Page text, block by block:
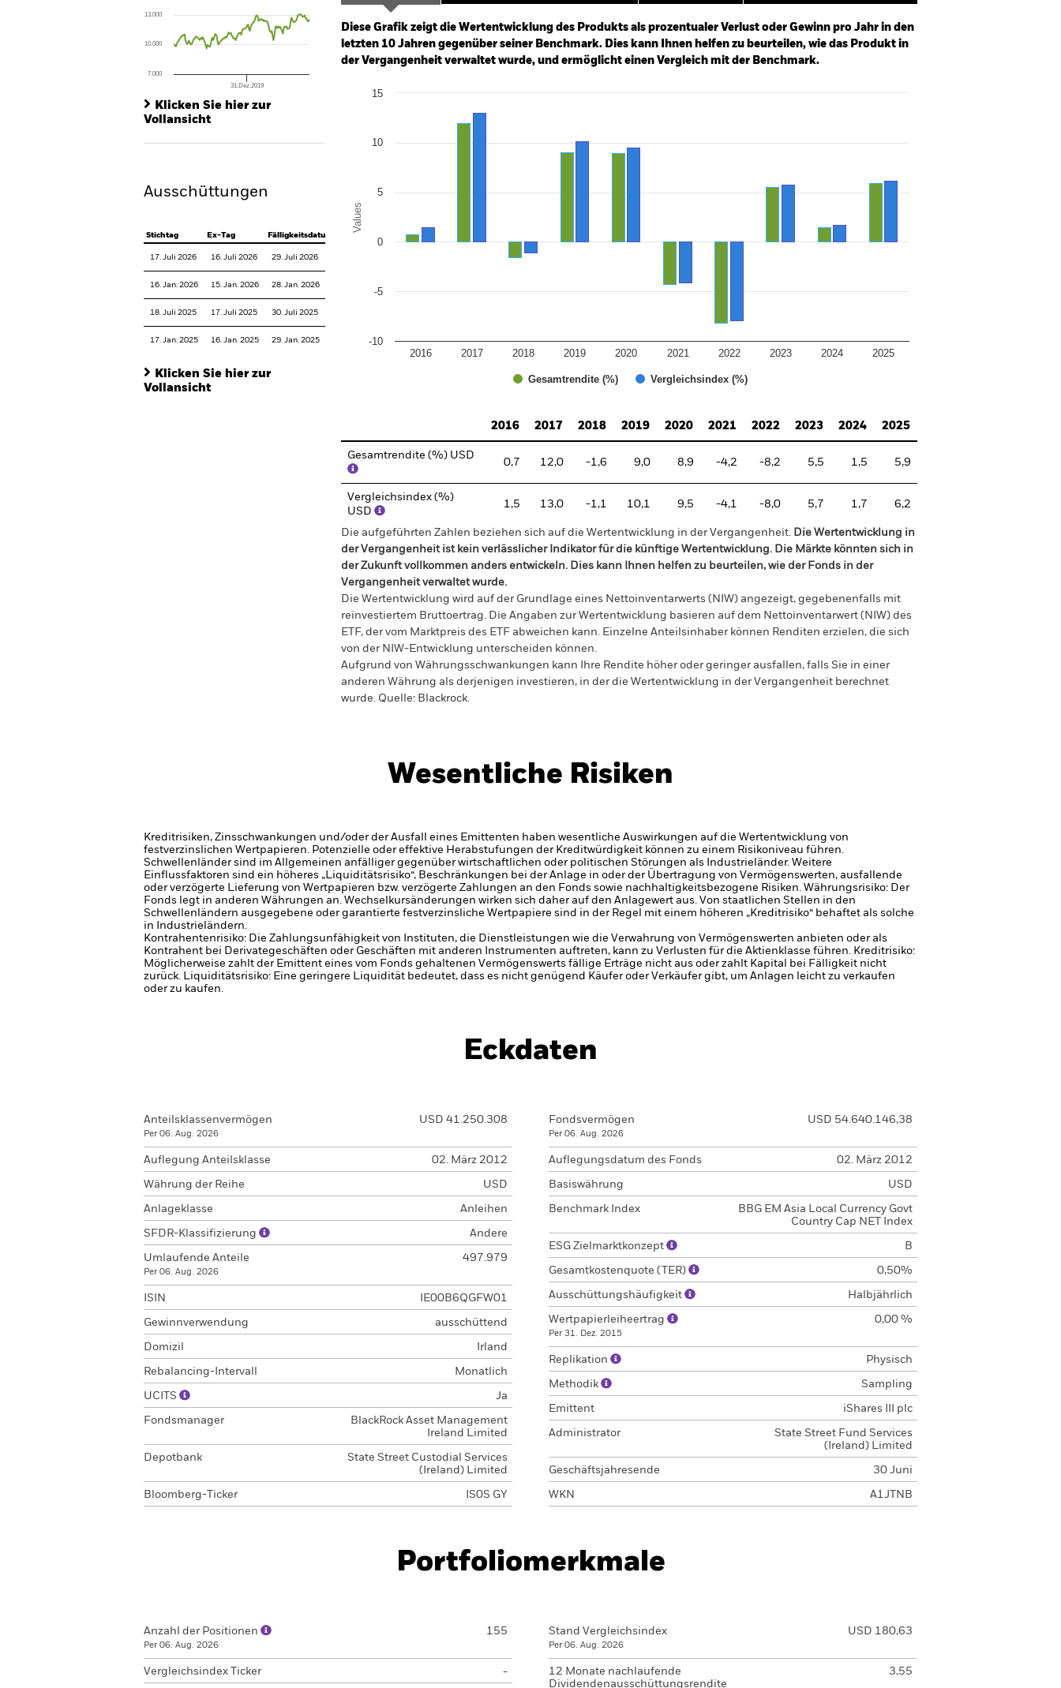
The chart has 1 X axis displaying Time. Range: 2012-03-01 00:00:00 to 2026-08-06 00:00:00.
The chart has 1 Y axis displaying values. Range: -30 to 60.
31.Dez.2019
7.000
10.000
13.000
Klicken Sie hier zur
Vollansicht
Ausschüttungen
Stichtag Ex-Tag Fälligkeitsdatum
17. Juli 2026 16. Juli 2026 29. Juli 2026
16. Jan. 2026 15. Jan. 2026 28. Jan. 2026
18. Juli 2025 17. Juli 2025 30. Juli 2025
17. Jan. 2025 16. Jan. 2025 29. Jan. 2025
Klicken Sie hier zur
Vollansicht
Diese Grafik zeigt die Wertentwicklung des Produkts als prozentualer Verlust oder Gewinn pro Jahr in den
letzten 10 Jahren gegenüber seiner Benchmark. Dies kann Ihnen helfen zu beurteilen, wie das Produkt in
der Vergangenheit verwaltet wurde, und ermöglicht einen Vergleich mit der Benchmark.
Bar chart with 2 data series.
The chart has 1 X axis displaying categories.
The chart has 1 Y axis displaying Values. Range: -10 to 15.
Values
Gesamtrendite (%) Vergleichsindex (%)
2016 2017 2018 2019 2020 2021 2022 2023 2024 2025
-10
-5
0
5
10
15
2016
2017 2018 2019 2020 2021 2022 2023 2024 2025
Gesamtrendite (%) USD
0,7 12,0 -1,6 9,0 8,9 -4,2 -8,2 5,5 1,5 5,9
Vergleichsindex (%)
USD
1,5 13,0 -1,1 10,1 9,5 -4,1 -8,0 5,7 1,7 6,2
Die aufgeführten Zahlen beziehen sich auf die Wertentwicklung in der Vergangenheit. Die Wertentwicklung in
der Vergangenheit ist kein verlässlicher Indikator für die künftige Wertentwicklung. Die Märkte könnten sich in
der Zukunft vollkommen anders entwickeln. Dies kann Ihnen helfen zu beurteilen, wie der Fonds in der
Vergangenheit verwaltet wurde.
Die Wertentwicklung wird auf der Grundlage eines Nettoinventarwerts (NIW) angezeigt, gegebenenfalls mit
reinvestiertem Bruttoertrag. Die Angaben zur Wertentwicklung basieren auf dem Nettoinventarwert (NIW) des
ETF, der vom Marktpreis des ETF abweichen kann. Einzelne Anteilsinhaber können Renditen erzielen, die sich
von der NIW-Entwicklung unterscheiden können.
Aufgrund von Währungsschwankungen kann Ihre Rendite höher oder geringer ausfallen, falls Sie in einer
anderen Währung als derjenigen investieren, in der die Wertentwicklung in der Vergangenheit berechnet
wurde. Quelle: Blackrock.
Wesentliche Risiken
Kreditrisiken, Zinsschwankungen und/oder der Ausfall eines Emittenten haben wesentliche Auswirkungen auf die Wertentwicklung von
festverzinslichen Wertpapieren. Potenzielle oder effektive Herabstufungen der Kreditwürdigkeit können zu einem Risikoniveau führen.
Schwellenländer sind im Allgemeinen anfälliger gegenüber wirtschaftlichen oder politischen Störungen als Industrieländer. Weitere
Einflussfaktoren sind ein höheres „Liquiditätsrisiko“, Beschränkungen bei der Anlage in oder der Übertragung von Vermögenswerten, ausfallende
oder verzögerte Lieferung von Wertpapieren bzw. verzögerte Zahlungen an den Fonds sowie nachhaltigkeitsbezogene Risiken. Währungsrisiko: Der
Fonds legt in anderen Währungen an. Wechselkursänderungen wirken sich daher auf den Anlagewert aus. Von staatlichen Stellen in den
Schwellenländern ausgegebene oder garantierte festverzinsliche Wertpapiere sind in der Regel mit einem höheren „Kreditrisiko“ behaftet als solche
in Industrieländern.
Kontrahentenrisiko: Die Zahlungsunfähigkeit von Instituten, die Dienstleistungen wie die Verwahrung von Vermögenswerten anbieten oder als
Kontrahent bei Derivategeschäften oder Geschäften mit anderen Instrumenten auftreten, kann zu Verlusten für die Aktienklasse führen. Kreditrisiko:
Möglicherweise zahlt der Emittent eines vom Fonds gehaltenen Vermögenswerts fällige Erträge nicht aus oder zahlt Kapital bei Fälligkeit nicht
zurück. Liquiditätsrisiko: Eine geringere Liquidität bedeutet, dass es nicht genügend Käufer oder Verkäufer gibt, um Anlagen leicht zu verkaufen
oder zu kaufen.
Eckdaten
Anteilsklassenvermögen
Per 06. Aug. 2026
USD 41.250.308
Auflegung Anteilsklasse 02. März 2012
Währung der Reihe USD
Anlageklasse Anleihen
SFDR-Klassifizierung Andere
Umlaufende Anteile
Per 06. Aug. 2026
497.979
ISIN IE00B6QGFW01
Gewinnverwendung ausschüttend
Domizil Irland
Rebalancing-Intervall Monatlich
UCITS Ja
Fondsmanager
BlackRock Asset Management
Ireland Limited
Depotbank
State Street Custodial Services
(Ireland) Limited
Bloomberg-Ticker IS0S GY
Fondsvermögen
Per 06. Aug. 2026
USD 54.640.146,38
Auflegungsdatum des Fonds 02. März 2012
Basiswährung USD
Benchmark Index
BBG EM Asia Local Currency Govt
Country Cap NET Index
ESG Zielmarktkonzept B
Gesamtkostenquote (TER) 0,50%
Ausschüttungshäufigkeit Halbjährlich
Wertpapierleiheertrag
Per 31. Dez. 2015
0,00 %
Replikation Physisch
Methodik Sampling
Emittent iShares III plc
Administrator
State Street Fund Services
(Ireland) Limited
Geschäftsjahresende 30 Juni
WKN A1JTNB
Portfoliomerkmale
Anzahl der Positionen
Per 06. Aug. 2026
155
Vergleichsindex Ticker -
Stand Vergleichsindex
Per 06. Aug. 2026
USD 180,63
12 Monate nachlaufende
Dividendenausschüttungsrendite
3,55